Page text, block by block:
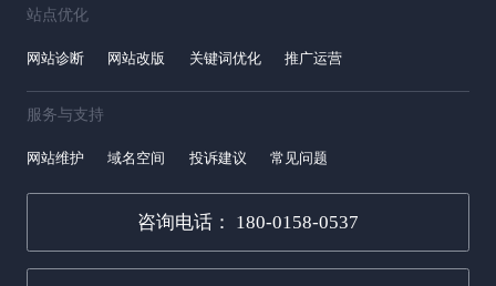
站点优化
网站诊断 网站改版 关键词优化 推广运营
服务与支持
网站维护 域名空间 投诉建议 常见问题
咨询电话： 180-0158-0537